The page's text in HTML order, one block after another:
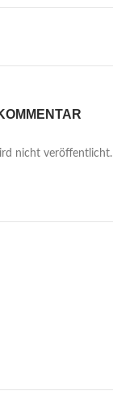
nicht veröffentlicht.